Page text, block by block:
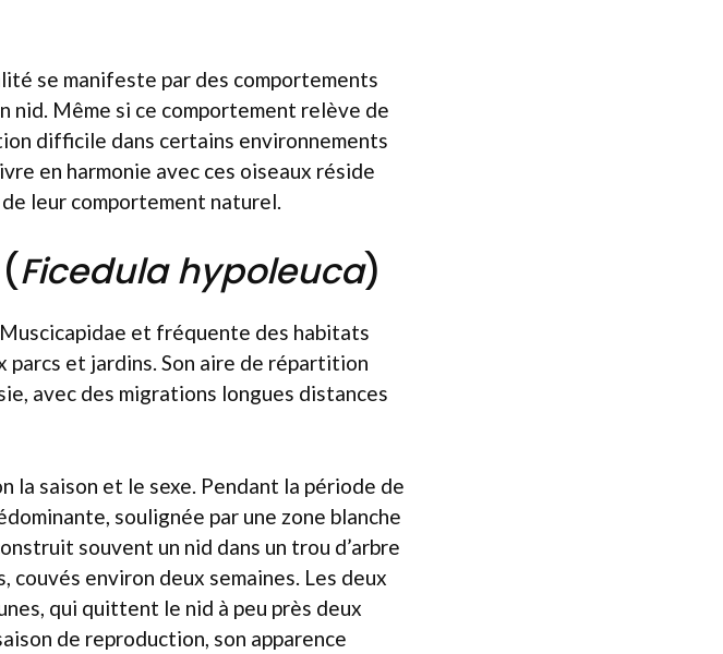
se manifeste par des comportements
nid. Même si ce comportement relève de
difficile dans certains environnements
en harmonie avec ces oiseaux réside
leur comportement naturel.
Ficedula hypoleuca)
et fréquente des habitats
parcs et jardins. Son aire de répartition
avec des migrations longues distances
la saison et le sexe. Pendant la période de
soulignée par une zone blanche
souvent un nid dans un trou d’arbre
environ deux semaines. Les deux
qui quittent le nid à peu près deux
de reproduction, son apparence